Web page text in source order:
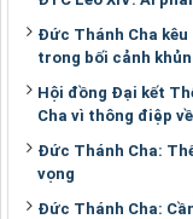
Đức Thánh Cha
trong bối cảnh
Hội đồng Đại kết
Cha vì thông điệp
Đức Thánh Cha:
vọng
Đức Thánh Cha: